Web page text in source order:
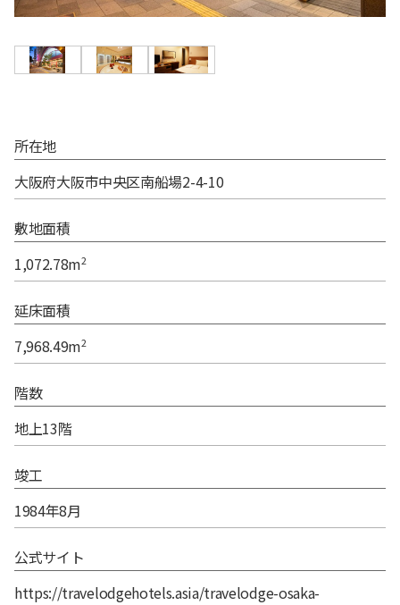
所在地
大阪府大阪市中央区南船場2-4-10
敷地面積
1,072.78m2
延床面積
7,968.49m2
階数
地上13階
竣工
1984年8月
公式サイト
https://travelodgehotels.asia/travelodge-osaka-